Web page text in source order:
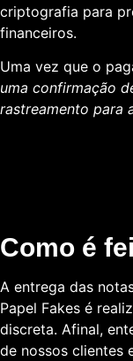
criptografia para
financeiros.
Uma vez que o
uma confirmação
rastreamento para
Como é
A entrega das
Papel Fakes é
discreta. Afinal,
de nossos clientes